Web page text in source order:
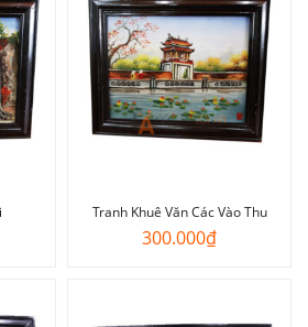
Tranh Khuê Văn Các Vào Thu
300.000₫